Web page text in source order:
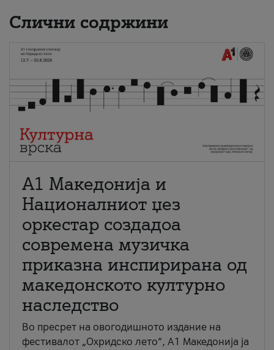
Слични содржини
А1 Македонија и
Националниот џез
оркестар создадоа
современа музичка
приказна инспирирана од
македонското културно
наследство
Во пресрет на овогодишното издание на
фестивалот „Охридско лето“, А1 Македонија ја